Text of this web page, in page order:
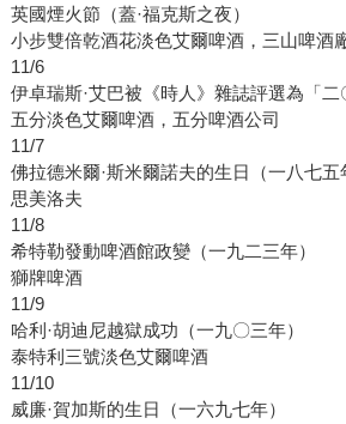
英國煙火節（蓋·福克斯之夜）
小步雙倍乾酒花淡色艾爾啤酒，三山啤酒
11/6
伊卓瑞斯·艾巴被《時人》雜誌評選為「二
五分淡色艾爾啤酒，五分啤酒公司
11/7
佛拉德米爾·斯米爾諾夫的生日（一八七五
思美洛夫
11/8
希特勒發動啤酒館政變（一九二三年）
獅牌啤酒
11/9
哈利·胡迪尼越獄成功（一九〇三年）
泰特利三號淡色艾爾啤酒
11/10
威廉·賀加斯的生日（一六九七年）